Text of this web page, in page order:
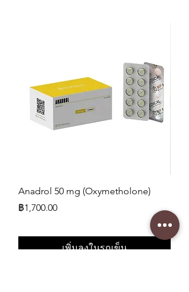
Anadrol 50 mg (Oxymetholone)
ราคา
฿1,700.00
เพิ่มลงในรถเข็น